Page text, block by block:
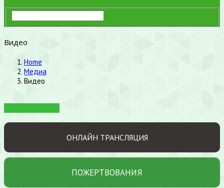
Видео
Home
Медиа
Видео
ОНЛАЙН ТРАНСЛЯЦИЯ
ПОЖЕРТВОВАНИЯ